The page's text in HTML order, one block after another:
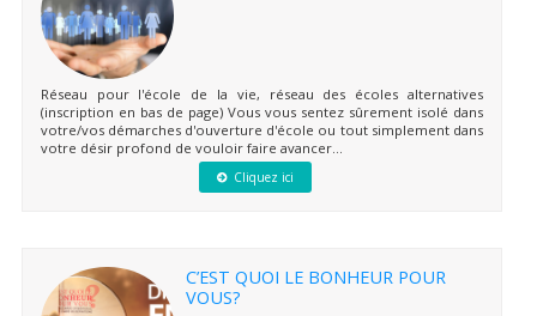
Réseau pour l'école de la vie, réseau des écoles alternatives
(inscription en bas de page) Vous vous sentez sûrement isolé dans
votre/vos démarches d'ouverture d'école ou tout simplement dans
votre désir profond de vouloir faire avancer...
Cliquez ici
C’EST QUOI LE BONHEUR POUR
VOUS?